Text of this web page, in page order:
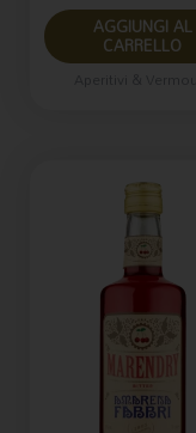
AGGIUNGI AL
CARRELLO